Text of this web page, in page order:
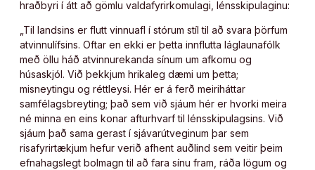
hraðbyri í átt að gömlu valdafyrirkomulagi, lénsskipulaginu:
„Til landsins er flutt vinnuafl í stórum stíl til að svara þörfum
atvinnulífsins. Oftar en ekki er þetta innflutta láglaunafólk
með öllu háð atvinnurekanda sínum um afkomu og
húsaskjól. Við þekkjum hrikaleg dæmi um þetta;
misneytingu og réttleysi. Hér er á ferð meiriháttar
samfélagsbreyting; það sem við sjáum hér er hvorki meira
né minna en eins konar afturhvarf til lénsskipulagsins. Við
sjáum það sama gerast í sjávarútveginum þar sem
risafyrirtækjum hefur verið afhent auðlind sem veitir þeim
efnahagslegt bolmagn til að fara sínu fram, ráða lögum og